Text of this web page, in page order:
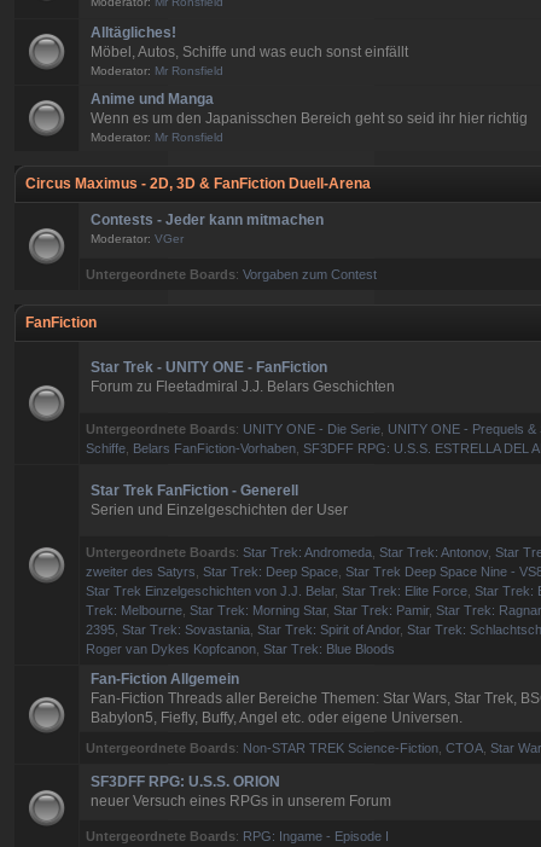
Alltägliches!
Möbel, Autos, Schiffe und was euch sonst einfällt
Moderator: Mr Ronsfield
Anime und Manga
Wenn es um den Japanisschen Bereich geht so seid ihr hier richtig
Moderator: Mr Ronsfield
Circus Maximus - 2D, 3D & FanFiction Duell-Arena
Contests - Jeder kann mitmachen
Moderator: VGer
Untergeordnete Boards:Vorgaben zum Contest
FanFiction
Star Trek - UNITY ONE - FanFiction
Forum zu Fleetadmiral J.J. Belars Geschichten
Untergeordnete Boards: UNITY ONE - Die Serie UNITY ONE - Prequels &
Schiffe Belars FanFiction-Vorhaben ,SF3DFF RPG: U.S.S. ESTRELLA DEL
Star Trek FanFiction - Generell
Serien und Einzelgeschichten der User
Untergeordnete Boards:Star Trek: Andromeda ,Star Trek: Antonov,Star
zweiter des Satyrs ,Star Trek: Deep Space ,Star Trek Deep Space Nine -
Star Trek Einzelgeschichten von J.J. Belar,Star Trek: Elite Force ,Star Trek:
Trek: Melbourne ,Star Trek: Morning Star,Star Trek: Pamir,Star Trek:
2395 ,Star Trek: Sovastania ,Star Trek: Spirit of Andor,Star Trek:
Roger van Dykes Kopfcanon ,Star Trek: Blue Bloods
Fan-Fiction Allgemein
Fan-Fiction Threads aller Bereiche Themen: Star Wars, Star Trek,
Babylon5, Fiefly, Buffy, Angel etc. oder eigene Universen.
Untergeordnete Boards: Non-STAR TREK Science-Fiction ,CTOA ,Star
SF3DFF RPG: U.S.S. ORION
neuer Versuch eines RPGs in unserem Forum
Untergeordnete Boards: RPG: Ingame - Episode I